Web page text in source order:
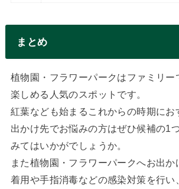
まとめ
植物園・フラワーパークはファミリー
楽しめる人気のスポットです。
紅葉なども始まるこれからの時期にお
出かけ先でお悩みの方はぜひ候補の1
みてはいかがでしょうか。
また植物園・フラワーパークへお出か
着用や手指消毒などの感染対策を行い